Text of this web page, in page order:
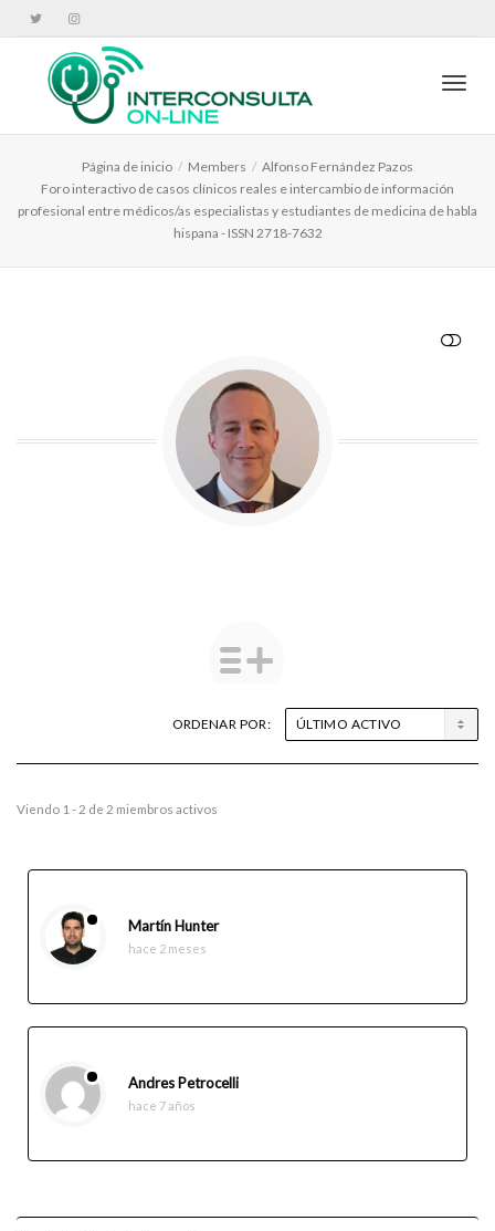
Página de inicio Members
Alfonso Fernández Pazos
Foro interactivo de casos clínicos reales e intercambio de información
profesional entre médicos/as especialistas y estudiantes de medicina de habla
hispana - ISSN 2718-7632
ORDENAR POR:
Amigos
Viendo 1 - 2 de 2 miembros activos
Martín Hunter
hace 2 meses
Andres Petrocelli
hace 7 años